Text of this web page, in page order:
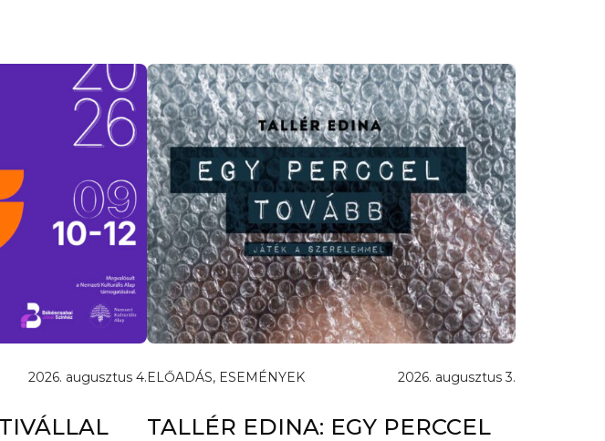
2026. augusztus 4.ELŐADÁS, ESEMÉNYEK 2026. augusztus 3.
TALLÉR EDINA: EGY PERCCEL